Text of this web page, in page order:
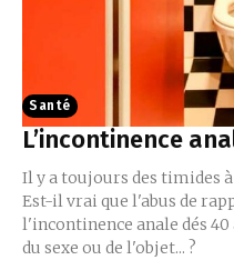
Santé
L’incontinence
Il y a toujours des timides
Est-il vrai que l'abus de
l'incontinence anale dés
du sexe ou de l'objet... ?